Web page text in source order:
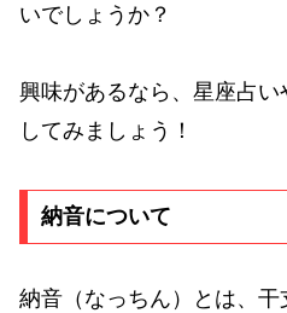
いでしょうか？
興味があるなら、星座占
してみましょう！
納音について
納音（なっちん）とは、